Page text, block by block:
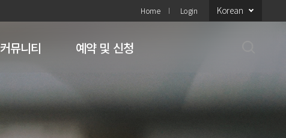
Home Login Korean
커뮤니티 예약 및 신청